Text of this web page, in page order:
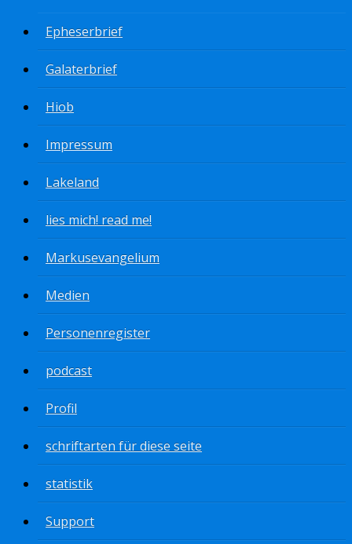
Epheserbrief
Galaterbrief
Hiob
Impressum
Lakeland
lies mich! read me!
Markusevangelium
Medien
Personenregister
podcast
Profil
schriftarten für diese seite
statistik
Support